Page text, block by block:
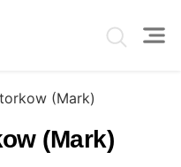
(Mark)
(Mark)